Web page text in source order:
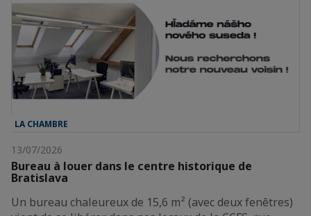
LA CHAMBRE
13/07/2026
Bureau à louer dans le centre historique de
Bratislava
Un bureau chaleureux de 15,6 m² (avec deux fenêtres)